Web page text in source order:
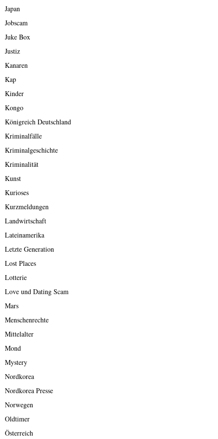
Japan
Jobscam
Juke Box
Justiz
Kanaren
Kap
Kinder
Kongo
Königreich Deutschland
Kriminalfälle
Kriminalgeschichte
Kriminalität
Kunst
Kurioses
Kurzmeldungen
Landwirtschaft
Lateinamerika
Letzte Generation
Lost Places
Lotterie
Love und Dating Scam
Mars
Menschenrechte
Mittelalter
Mond
Mystery
Nordkorea
Nordkorea Presse
Norwegen
Oldtimer
Österreich